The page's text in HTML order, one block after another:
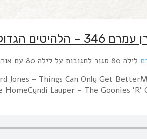
1 Cock Robin – The